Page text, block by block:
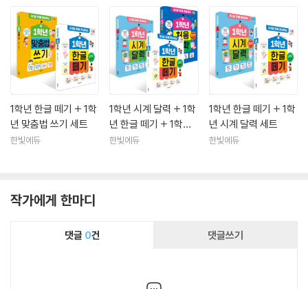
1학년 한글 떼기 + 1학
년 맞춤법 쓰기 세트
한빛에듀
1학년 시계 달력 + 1학
년 한글 떼기 + 1학년
처음 수학 세트
한빛에듀
1학년 한글 떼기 + 1학
년 시계 달력 세트
한빛에듀
작가에게 한마디
댓글 0건 댓글쓰기